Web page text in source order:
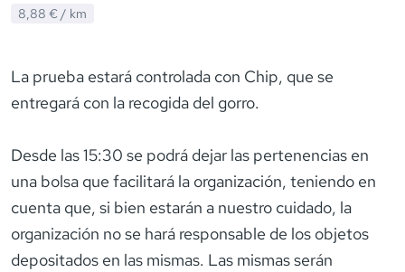
8,88 € / km
La prueba estará controlada con Chip, que se
entregará con la recogida del gorro.
Desde las 15:30 se podrá dejar las pertenencias en
una bolsa que facilitará la organización, teniendo en
cuenta que, si bien estarán a nuestro cuidado, la
organización no se hará responsable de los objetos
depositados en las mismas. Las mismas serán